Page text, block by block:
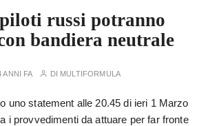
russi potranno
bandiera neutrale
ANNI FA DI MULTIFORMULA
uno statement alle 20.45 di ieri 1 Marzo
i provvedimenti da attuare per far fronte